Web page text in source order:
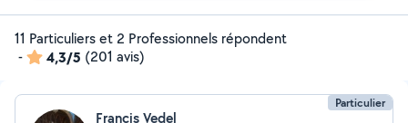
11 Particuliers et 2 Professionnels répondent
-
4,3/5 (201 avis)
Particulier
Francis Vedel